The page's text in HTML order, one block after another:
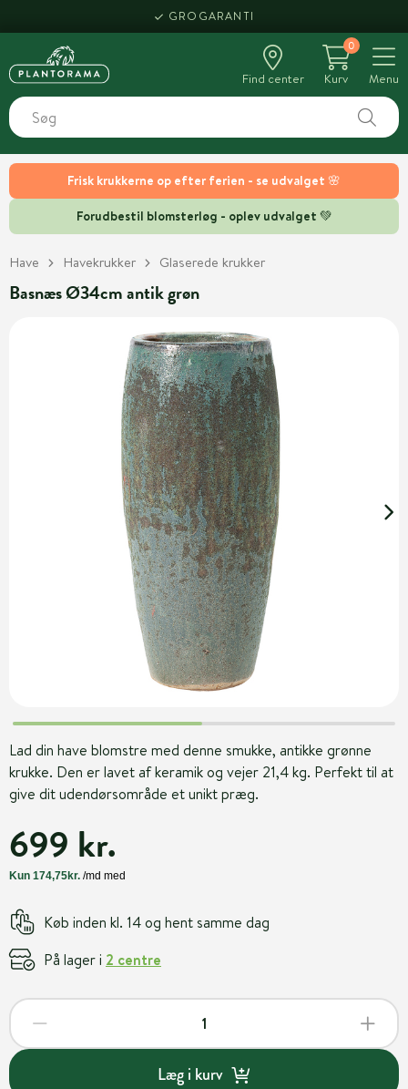
Frisk krukkerne op efter ferien - se udvalget 🌸
Forudbestil blomsterløg - oplev udvalget 💚
GROGARANTI
Find center
0
Kurv
Menu
Have Havekrukker Glaserede krukker
Basnæs Ø34cm antik grøn
Lad din have blomstre med denne smukke, antikke grønne
krukke. Den er lavet af keramik og vejer 21,4 kg. Perfekt til at
give dit udendørsområde et unikt præg.
699 kr.
Køb inden kl. 14 og hent samme dag
På lager i 2 centre
Læg i kurv